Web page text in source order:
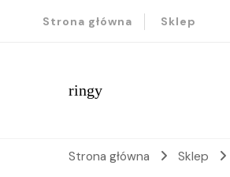
Strona główna Sklep
ringy
Strona główna Sklep